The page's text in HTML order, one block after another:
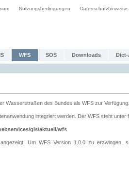
Nutzungsbedingungen Datenschutzhinweise
WFS SOS Downloads Dict-
Wasserstraßen des Bundes als WFS zur Verfügung.
integriert werden. Der WFS steht unter
gis/aktuell/wfs
Um WFS Version 1.0.0 zu erzwingen,